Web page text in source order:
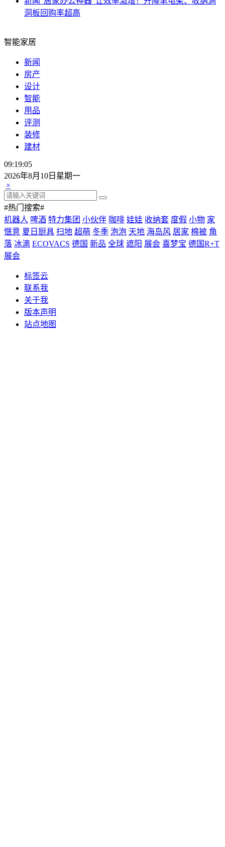
洞板回购率超高
智能家居
新闻
房产
设计
智能
用品
评测
装修
建材
09:19:07
2026年8月10日星期一
×
#热门搜索#
机器人 啤酒 特力集团 小伙伴 咖啡 娃娃 收纳套 度假 小物 家
惬意 夏日厨具 扫地 超萌 冬季 泡泡 天地 海岛风 居家 棉被 角
落 冰滴 ECOVACS 德国 新品 全球 遮阳 展会 喜梦宝 德国R+T
展会
标签云
联系我
关于我
版本声明
站点地图